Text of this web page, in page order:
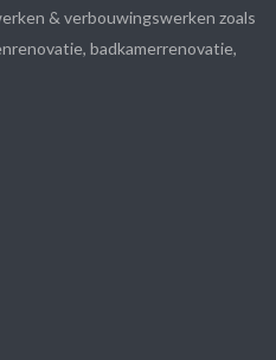
& verbouwingswerken zoals
badkamerrenovatie,